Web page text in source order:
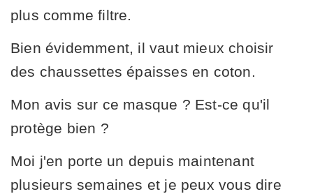
plus comme filtre.
Bien évidemment, il vaut mieux choisir
des chaussettes épaisses en coton.
Mon avis sur ce masque ? Est-ce qu'il
protège bien ?
Moi j'en porte un depuis maintenant
plusieurs semaines et je peux vous dire